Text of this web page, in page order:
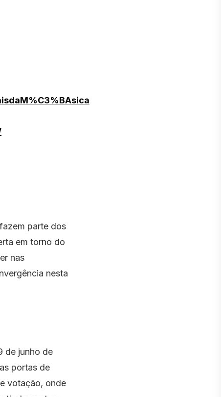
parte dos
em torno do
nas
nesta
de junho de
portas de
votação, onde